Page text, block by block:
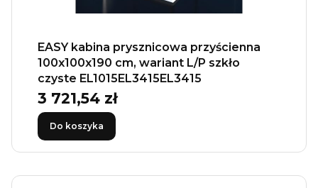
EASY kabina prysznicowa przyścienna
100x100x190 cm, wariant L/P szkło
czyste EL1015EL3415EL3415
Cena
3 721,54 zł
Do koszyka